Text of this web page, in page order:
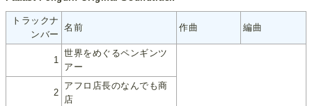
トラックナ
ンバー
名前 作曲 編曲
1
世界をめぐるペンギンツ
アー
2
アフロ店長のなんでも商
店